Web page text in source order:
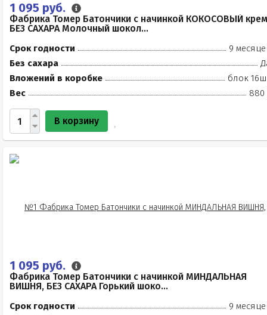
1 095 руб.
Фабрика Томер Батончики с начинкой КОКОСОВЫЙ
БЕЗ САХАРА Молочный шокол...
Срок годности
9
Без сахара
Вложений в коробке
блок
Вес
880
В корзину
1 095 руб.
Фабрика Томер Батончики с начинкой МИНДАЛЬНАЯ
ВИШНЯ, БЕЗ САХАРА Горький шоко...
Срок годности
9